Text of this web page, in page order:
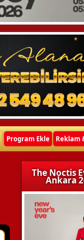
Program Ekle Reklam
The Noctis
Ankara